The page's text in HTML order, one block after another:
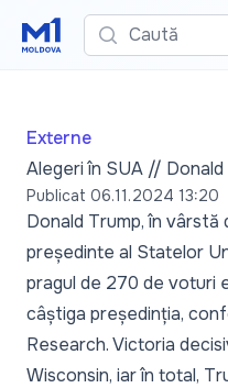
Caută
Externe
Alegeri în SUA //
Publicat 06.11.2024 13:20
Donald Trump, în
președinte al Statelor
pragul de 270 de voturi
câștiga președinția,
Research. Victoria
Wisconsin, iar în total,